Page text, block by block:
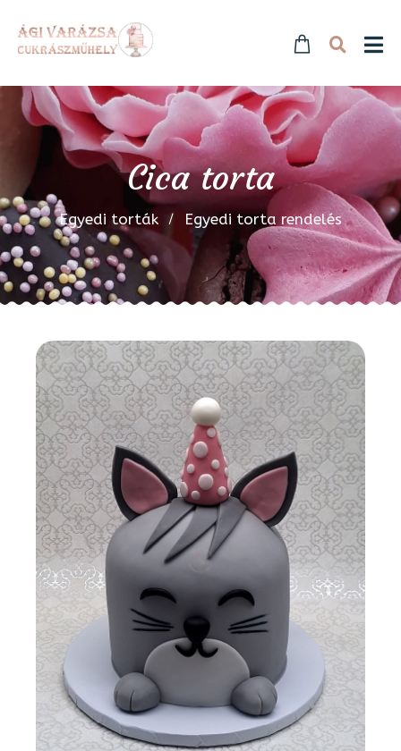
Cica torta
Egyedi torták Egyedi torta rendelés